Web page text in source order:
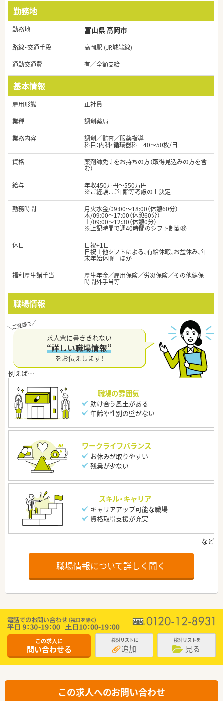
勤務地
勤務地 富山県 高岡市
路線・交通手段
高岡駅 (JR城端線)
通勤交通費
有／全額支給
基本情報
雇用形態
正社員
業種
調剤薬局
業務内容
調剤／監査／服薬指導
科目：内科・循環器科 40～50枚/日
資格
薬剤師免許をお持ちの方（取得見込みの方を含
む）
給与
年収450万円～550万円
※ご経験、ご年齢等考慮の上決定
勤務時間
月火水金/09:00～18:00（休憩60分）
木/09:00～17:00（休憩60分）
土/09:00～12:30（休憩0分）
※上記時間で週40時間のシフト制勤務
休日
日祝+1日
日祝＋他シフトによる、有給休暇、お盆休み、年
末年始休暇 ほか
福利厚生諸手当
厚生年金／雇用保険／労災保険／その他健保
時間外手当等
職場情報
求人票に書ききれない
“詳しい職場情報”
をお伝えします！
職場の雰囲気
助け合う風土がある
年齢や性別の壁がない
ワークライフバランス
お休みが取りやすい
残業が少ない
スキル・キャリア
キャリアアップ可能な職場
資格取得支援が充実
職場情報について詳しく聞く
この求人に
問い合わせる
検討リストに
追加
検討リストを
見る
この求人へのお問い合わせ